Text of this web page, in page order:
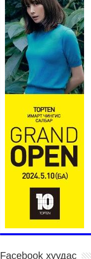
бэлэн
2026 оны 7 сар 15 / 13 цаг 06
Монгол
дэлхийд
адууны
оролцож
2026 оны 7 сар 15 / 11 цаг 51
Шагайн харвааны насанд
шилдгүүд шалгарав
2026 оны 7 сар 15 / 11 цаг 45
Үндэсний их баяр наадмын
шагналыг нийслэлийн Засаг
Улаанбаатар хотын
гардууллаа
2026 оны 7 сар 15 / 11 цаг 41
Нийслэлийн Эрүүл мэндийн
иргэдэд тусламж,
2026 оны 7 сар 15 / 11 цаг 30
Хүчит бөхийн барилдааны
үргэлжилж байна
Facebook хуудас